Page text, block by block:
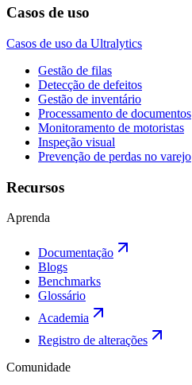
Casos de uso
Casos de uso da Ultralytics
Gestão de filas
Detecção de defeitos
Gestão de inventário
Processamento de documentos
Monitoramento de motoristas
Inspeção visual
Prevenção de perdas no varejo
Recursos
Aprenda
Documentação
Blogs
Benchmarks
Glossário
Academia
Registro de alterações
Comunidade